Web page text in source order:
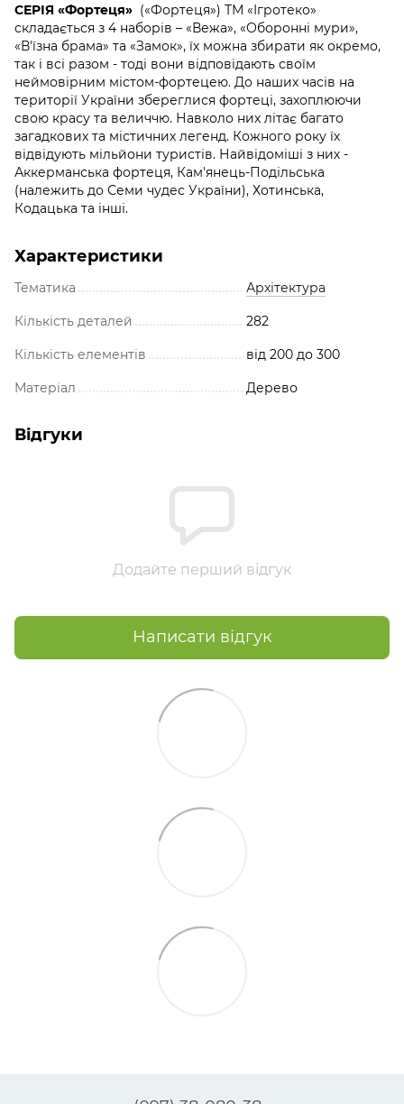
СЕРІЯ «Фортеця» («Фортеця») ТМ «Ігротеко»
складається з 4 наборів – «Вежа», «Оборонні мури»,
«В'їзна брама» та «Замок», їх можна збирати як окремо,
так і всі разом - тоді вони відповідають своїм
неймовірним містом-фортецею. До наших часів на
території України збереглися фортеці, захоплюючи
свою красу та величчю. Навколо них літає багато
загадкових та містичних легенд. Кожного року їх
відвідують мільйони туристів. Найвідоміші з них -
Аккерманська фортеця, Кам'янець-Подільська
(належить до Семи чудес України), Хотинська,
Кодацька та інші.
Характеристики
Тематика Архітектура
Кількість деталей 282
Кількість елементів від 200 до 300
Матеріал Дерево
Відгуки
Додайте перший відгук
Написати відгук